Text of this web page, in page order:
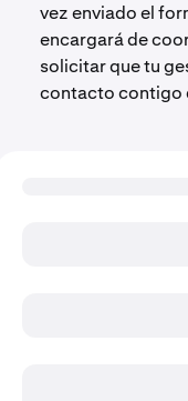
vez enviado el
encargará de
solicitar que tu
contacto contigo